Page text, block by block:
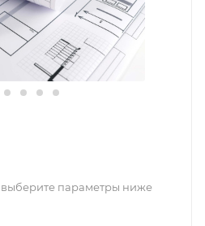
выберите параметры ниже